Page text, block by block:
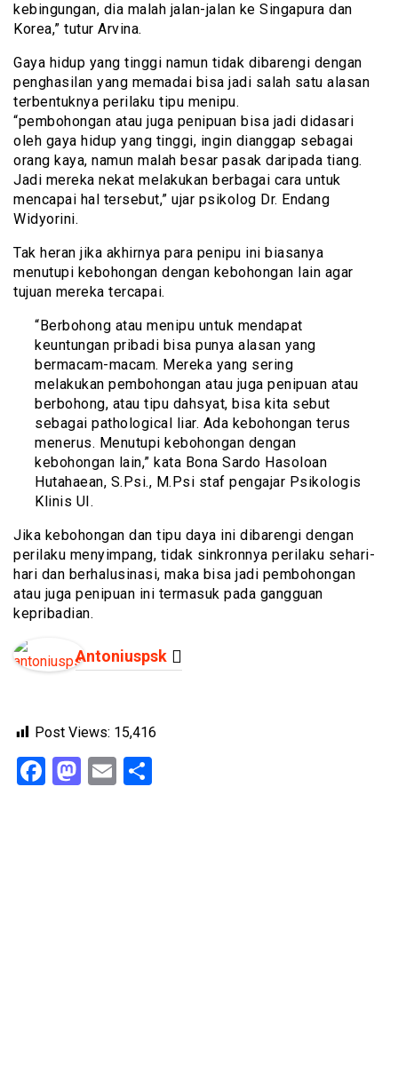
kebingungan, dia malah jalan-jalan ke Singapura dan
Korea,” tutur Arvina.
Gaya hidup yang tinggi namun tidak dibarengi dengan
penghasilan yang memadai bisa jadi salah satu alasan
terbentuknya perilaku tipu menipu.
“pembohongan atau juga penipuan bisa jadi didasari
oleh gaya hidup yang tinggi, ingin dianggap sebagai
orang kaya, namun malah besar pasak daripada tiang.
Jadi mereka nekat melakukan berbagai cara untuk
mencapai hal tersebut,” ujar psikolog Dr. Endang
Widyorini.
Tak heran jika akhirnya para penipu ini biasanya
menutupi kebohongan dengan kebohongan lain agar
tujuan mereka tercapai.
“Berbohong atau menipu untuk mendapat
keuntungan pribadi bisa punya alasan yang
bermacam-macam. Mereka yang sering
melakukan pembohongan atau juga penipuan atau
berbohong, atau tipu dahsyat, bisa kita sebut
sebagai pathological liar. Ada kebohongan terus
menerus. Menutupi kebohongan dengan
kebohongan lain,” kata Bona Sardo Hasoloan
Hutahaean, S.Psi., M.Psi staf pengajar Psikologis
Klinis UI.
Jika kebohongan dan tipu daya ini dibarengi dengan
perilaku menyimpang, tidak sinkronnya perilaku sehari-
hari dan berhalusinasi, maka bisa jadi pembohongan
atau juga penipuan ini termasuk pada gangguan
kepribadian.
Antoniuspsk
Post Views: 15,416
Facebook
Mastodon
Email